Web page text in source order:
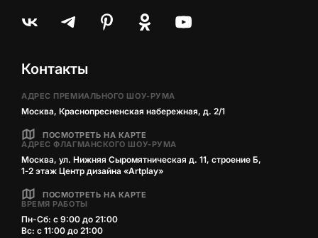
Контакты
АДРЕС ПРЕМИАЛЬНОГО ШОУ-РУМА
Москва, Краснопресненская набережная, д. 2/1
ПОСМОТРЕТЬ НА КАРТЕ
АДРЕС ФЛАГМАНСКОГО ШОУ-РУМА
Москва, ул. Нижняя Сыромятническая д. 11, строение Б,
1‑2 этаж Центр дизайна «Artplay»
ПОСМОТРЕТЬ НА КАРТЕ
ВРЕМЯ РАБОТЫ
Пн-Сб: с 9:00 до 21:00
Вс: с 11:00 до 21:00